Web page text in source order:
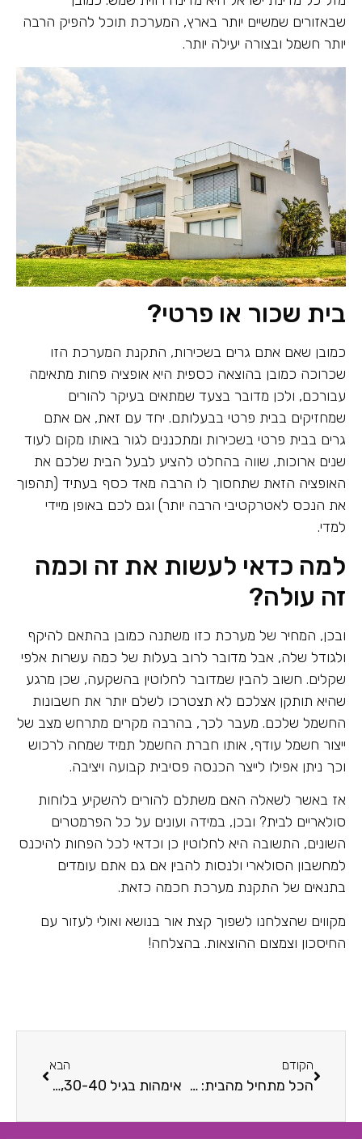
שבאזורים שמשיים יותר בארץ, המערכת תוכל להפיק הרבה
יותר חשמל ובצורה יעילה יותר.
בית שכור או פרטי?
כמובן שאם אתם גרים בשכירות, התקנת המערכת הזו
שכרוכה כמובן בהוצאה כספית היא אופציה פחות מתאימה
עבורכם, ולכן מדובר בצעד שמתאים בעיקר להורים
שמחזיקים בבית פרטי בבעלותם. יחד עם זאת, אם אתם
גרים בבית פרטי בשכירות ומתכננים לגור באותו מקום לעוד
שנים ארוכות, שווה בהחלט להציע לבעל הבית שלכם את
האופציה הזאת שתחסוך לו הרבה מאד כסף בעתיד (תהפוך
את הנכס לאטרקטיבי הרבה יותר) וגם לכם באופן מיידי
למדי.
למה כדאי לעשות את זה וכמה
זה עולה?
ובכן, המחיר של מערכת כזו משתנה כמובן בהתאם להיקף
ולגודל שלה, אבל מדובר לרוב בעלות של כמה עשרות אלפי
שקלים. חשוב להבין שמדובר לחלוטין בהשקעה, שכן מרגע
שהיא תותקן אצלכם לא תצטרכו לשלם יותר את חשבונות
החשמל שלכם. מעבר לכך, בהרבה מקרים מתרחש מצב של
ייצור חשמל עודף, אותו חברת החשמל תמיד שמחה לרכוש
וכך ניתן אפילו לייצר הכנסה פסיבית קבועה ויציבה.
אז באשר לשאלה האם משתלם להורים להשקיע בלוחות
סולאריים לבית? ובכן, במידה ועונים על כל הפרמטרים
השונים, התשובה היא לחלוטין כן וכדאי לכל הפחות להיכנס
למחשבון הסולארי ולנסות להבין אם גם אתם עומדים
בתנאים של התקנת מערכת חכמה כזאת.
מקווים שהצלחנו לשפוך קצת אור בנושא ואולי לעזור עם
החיסכון וצמצום ההוצאות. בהצלחה!
הקודם
הכל מתחיל מהבית: חינוך ילדים להתנהלות נכונה בכביש היא בידיים שלכם!
הבא
אימהות בגיל 30-40, הגיע הזמן לשדרג את שגרת הטיפוח שלכן!